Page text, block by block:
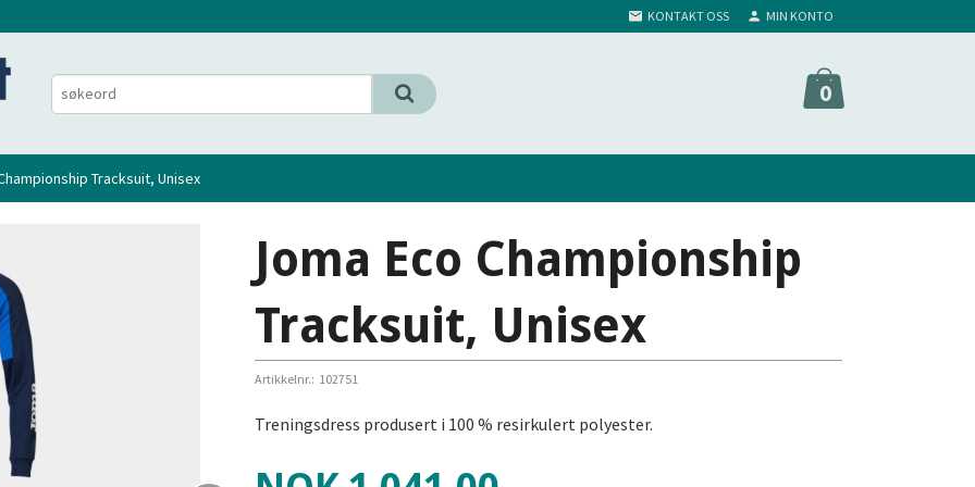
KONTAKT OSS MIN KONTO
0
Tracksuit, Unisex
Joma Eco Championship
Tracksuit, Unisex
Artikkelnr.: 102751
Treningsdress produsert i 100 % resirkulert polyester.